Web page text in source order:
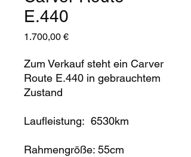
E.440
1.700,00 €Preis
Zum Verkauf steht ein Carver
Route E.440 in gebrauchtem
Zustand
Laufleistung: 6530km
Rahmengröße: 55cm